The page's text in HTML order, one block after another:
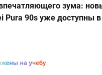
зума:
Pura 90s уже доступны